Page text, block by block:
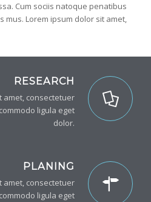
Cum sociis natoque penatibus
mus. Lorem ipsum dolor sit amet,
RESEARCH
amet, consectetuer
ligula eget
dolor.
PLANING
amet, consectetuer
ligula eget